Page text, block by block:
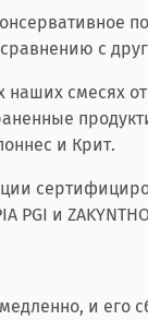
с
наших смесях
и Крит.
PGI и
и его